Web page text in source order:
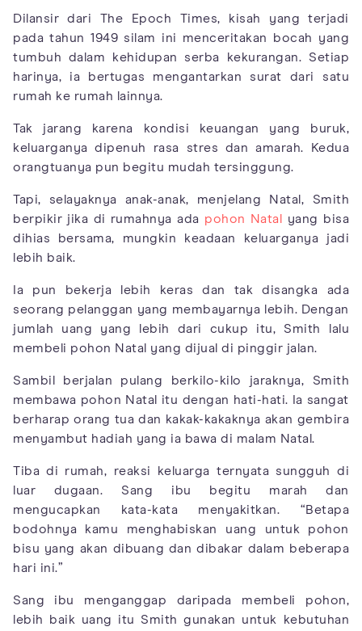
Dilansir dari The Epoch Times, kisah yang terjadi
pada tahun 1949 silam ini menceritakan bocah yang
tumbuh dalam kehidupan serba kekurangan. Setiap
harinya, ia bertugas mengantarkan surat dari satu
rumah ke rumah lainnya.
Tak jarang karena kondisi keuangan yang buruk,
keluarganya dipenuh rasa stres dan amarah. Kedua
orangtuanya pun begitu mudah tersinggung.
Tapi, selayaknya anak-anak, menjelang Natal, Smith
berpikir jika di rumahnya ada pohon Natal yang bisa
dihias bersama, mungkin keadaan keluarganya jadi
lebih baik.
Ia pun bekerja lebih keras dan tak disangka ada
seorang pelanggan yang membayarnya lebih. Dengan
jumlah uang yang lebih dari cukup itu, Smith lalu
membeli pohon Natal yang dijual di pinggir jalan.
Sambil berjalan pulang berkilo-kilo jaraknya, Smith
membawa pohon Natal itu dengan hati-hati. Ia sangat
berharap orang tua dan kakak-kakaknya akan gembira
menyambut hadiah yang ia bawa di malam Natal.
Tiba di rumah, reaksi keluarga ternyata sungguh di
luar dugaan. Sang ibu begitu marah dan
mengucapkan kata-kata menyakitkan. “Betapa
bodohnya kamu menghabiskan uang untuk pohon
bisu yang akan dibuang dan dibakar dalam beberapa
hari ini.”
Sang ibu menganggap daripada membeli pohon,
lebih baik uang itu Smith gunakan untuk kebutuhan